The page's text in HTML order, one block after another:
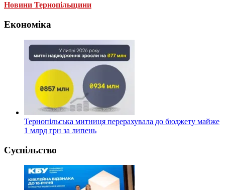
Новини Тернопільщини
Економіка
Тернопільська митниця перерахувала до бюджету майже
1 млрд грн за липень
Суспільство